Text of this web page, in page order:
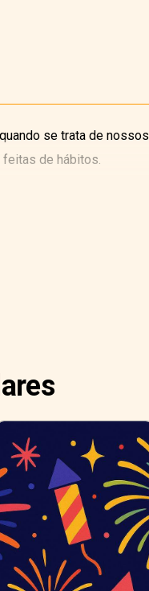
se trata de nossos
de hábitos.